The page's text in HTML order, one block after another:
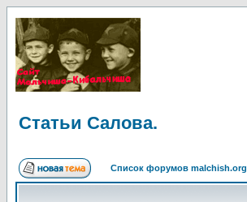
Статьи Салова.
Список форумов malchish.org